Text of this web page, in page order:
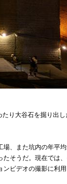
り大谷石を掘り出
場、また坑内の年平
たそうだ。現在では
ンビデオの撮影に利